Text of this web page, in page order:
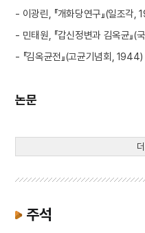
- 이광린, 『개화당연구』(일조각,
- 민태원, 『갑신정변과 김옥균』
- 『김옥균전』(고균기념회, 1944)
논문
주석